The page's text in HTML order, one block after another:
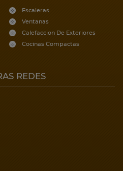
Escaleras
Ventanas
Calefaccion De Exteriores
Cocinas Compactas
REDES